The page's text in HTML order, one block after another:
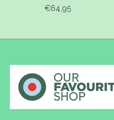
€64,95